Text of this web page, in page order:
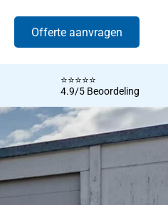
Offerte aanvragen
⭐️⭐️⭐️⭐️⭐️
4.9/5 Beoordeling